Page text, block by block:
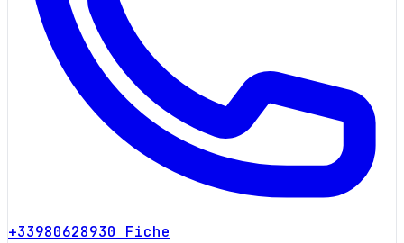
+33980628930 Fiche